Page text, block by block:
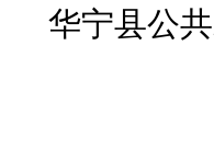
华宁县公